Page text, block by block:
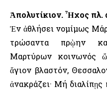
Ἀπολυτίκιον. Ἦχος πλ.
Ἐν ἀθλήσει νομίμως
τρώσαντα πρῲην
Μαρτύρων κοινωνός
ἅγιον βλαστόν,
ἀνακράζει· Μή